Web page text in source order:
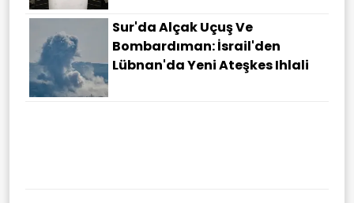
Sur'da Alçak Uçuş Ve
Bombardıman: İsrail'den
Lübnan'da Yeni Ateşkes Ihlali